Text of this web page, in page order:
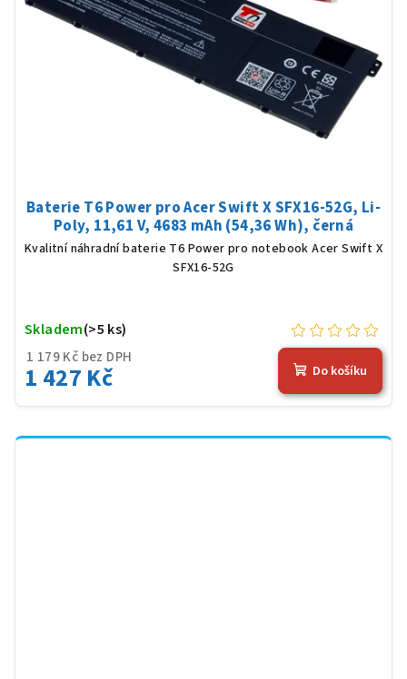
Baterie T6 Power pro Acer Swift X SFX16-52G, Li-
Poly, 11,61 V, 4683 mAh (54,36 Wh), černá
Kvalitní náhradní baterie T6 Power pro notebook Acer Swift X
SFX16-52G
1 179 Kč bez DPH
1 427 Kč
Skladem(>5 ks)
Do košíku